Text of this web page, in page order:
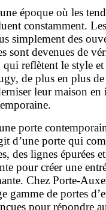
époque où les
constamment.
simplement des
sont devenues de
qui reflètent le style
de plus en plus
leur maison en
porte
d’une porte qui
des lignes épurées
pour créer une
Chez Porte-
gamme de portes
pour répondre